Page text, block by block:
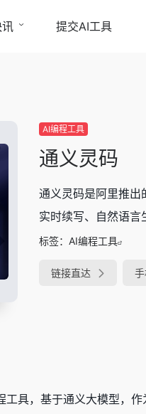
提交AI工具
AI编程工具
通义灵码
通义灵码是阿里推
实时续写、自然语言
标签： AI编程工具
链接直达
工具，基于通义大模型，